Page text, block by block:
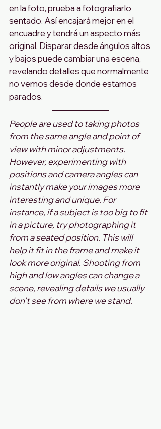
en la foto, prueba a fotografiarlo
sentado. Así encajará mejor en el
encuadre y tendrá un aspecto más
original. Disparar desde ángulos altos
y bajos puede cambiar una escena,
revelando detalles que normalmente
no vemos desde donde estamos
parados.
People are used to taking photos
from the same angle and point of
view with minor adjustments.
However, experimenting with
positions and camera angles can
instantly make your images more
interesting and unique. For
instance, if a subject is too big to fit
in a picture, try photographing it
from a seated position. This will
help it fit in the frame and make it
look more original. Shooting from
high and low angles can change a
scene, revealing details we usually
don’t see from where we stand.